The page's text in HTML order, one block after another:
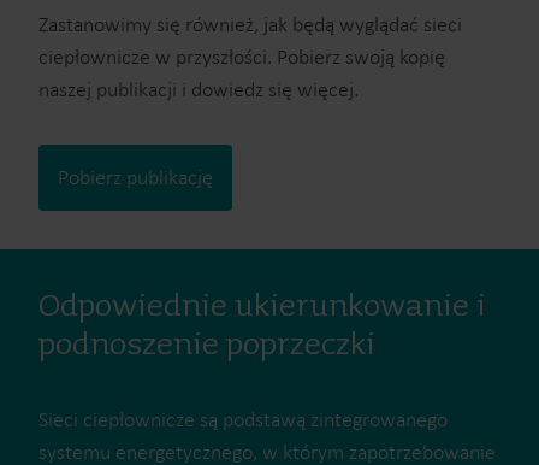
Zastanowimy się również, jak będą wyglądać sieci
ciepłownicze w przyszłości. Pobierz swoją kopię
naszej publikacji i dowiedz się więcej.
Pobierz publikację
Odpowiednie ukierunkowanie i
podnoszenie poprzeczki
Sieci ciepłownicze są podstawą zintegrowanego
systemu energetycznego, w którym zapotrzebowanie